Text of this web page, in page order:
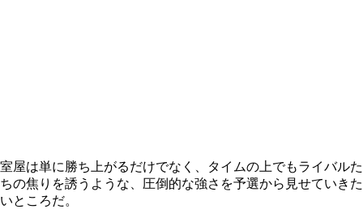
室屋は単に勝ち上がるだけでなく、タイムの上でもライバルた
ちの焦りを誘うような、圧倒的な強さを予選から見せていきた
いところだ。